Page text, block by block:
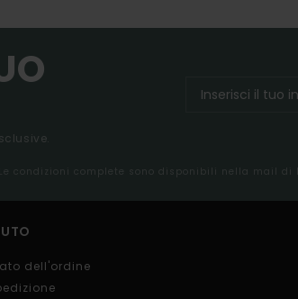
condizioni complete sono disponibili nella mail di
dell'ordine